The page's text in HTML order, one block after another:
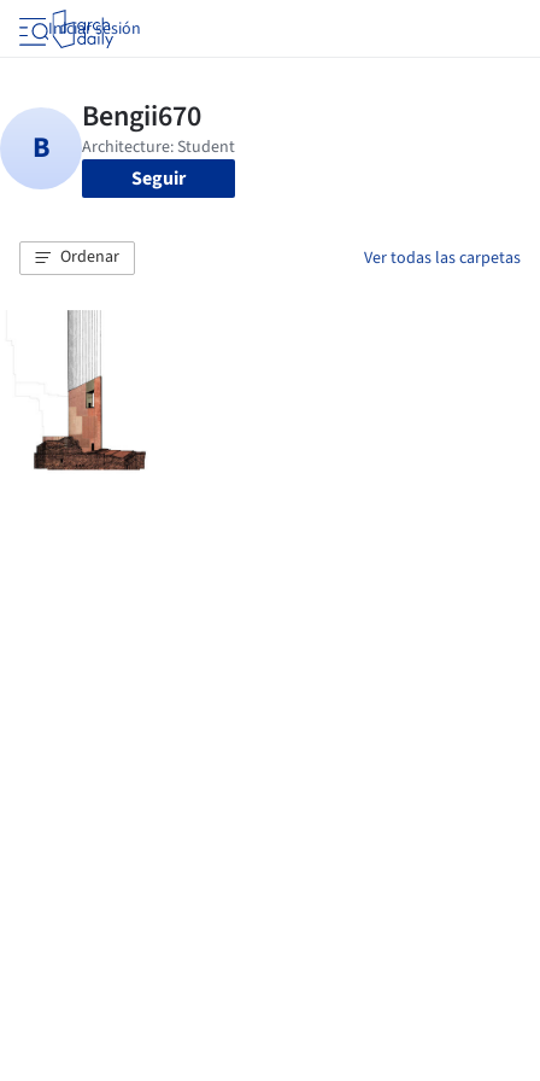
Iniciar sesión
Seguir
Ordenar Ver todas las carpetas